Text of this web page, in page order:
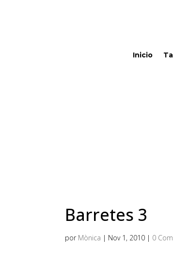
Inicio
Barretes 3
por Mònica | Nov 1, 2010 | 0